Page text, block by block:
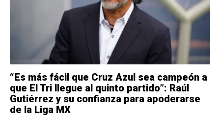
“Es más fácil que Cruz Azul sea campeón a
que El Tri llegue al quinto partido”: Raúl
Gutiérrez y su confianza para apoderarse
de la Liga MX